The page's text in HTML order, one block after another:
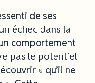
de ses
échec dans la
comportement
pas le potentiel
« qu’il ne